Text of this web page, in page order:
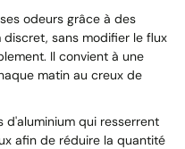
odeurs grâce à des
sans modifier le flux
Il convient à une
matin au creux de
d'aluminium qui resserrent
afin de réduire la quantité